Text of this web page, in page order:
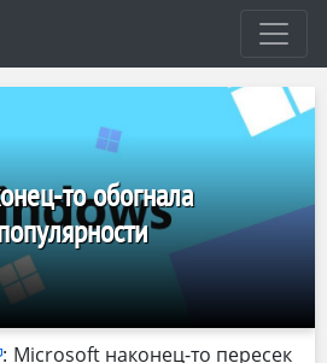
то обогнала
: Microsoft наконец-то пересек